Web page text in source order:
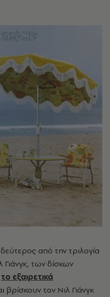
από την τριλογία
Γιάνγκ, των δίσκων
το εξαιρετικά
βρίσκουν τον Νιλ Γιάνγκ